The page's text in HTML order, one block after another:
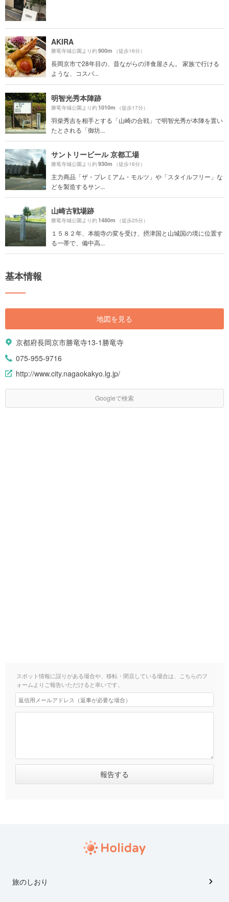
AKIRA
勝竜寺城公園より約900m （徒歩16分）
長岡京市で28年目の、昔ながらの洋食屋さん。 家族で行ける
ような、コスパ...
明智光秀本陣跡
勝竜寺城公園より約1010m （徒歩17分）
羽柴秀吉を相手とする「山崎の合戦」で明智光秀が本陣を置い
たとされる「御坊...
サントリービール 京都工場
勝竜寺城公園より約930m （徒歩16分）
主力商品「ザ・プレミアム・モルツ」や「スタイルフリー」な
どを製造するサン...
山崎古戦場跡
勝竜寺城公園より約1480m （徒歩25分）
１５８２年、本能寺の変を受け、摂津国と山城国の境に位置す
る一帯で、備中高...
基本情報
地図を見る
京都府長岡京市勝竜寺13-1勝竜寺
075-955-9716
http://www.city.nagaokakyo.lg.jp/
Googleで検索
スポット情報に誤りがある場合や、移転・閉店している場合は、こちらのフ
ォームよりご報告いただけると幸いです。
旅のしおり